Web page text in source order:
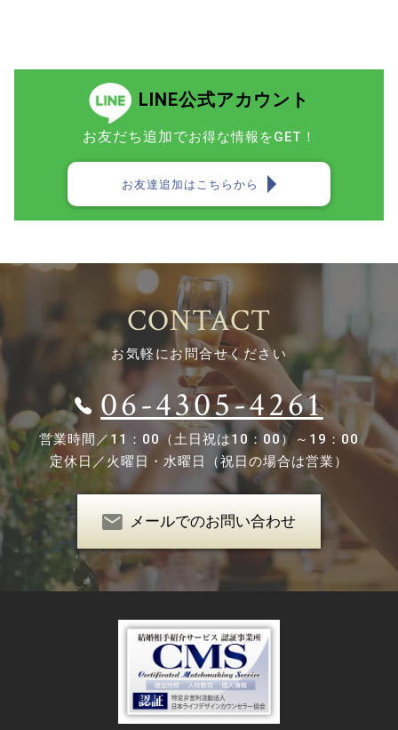
LINE公式アカウント
お友だち追加でお得な情報をGET！
お友達追加はこちらから
CONTACT
お気軽にお問合せください
06-4305-4261
営業時間／11：00（土日祝は10：00）～19：00
定休日／火曜日・水曜日（祝日の場合は営業）
メールでのお問い合わせ